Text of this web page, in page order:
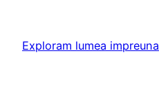
content
Exploram lumea impreuna